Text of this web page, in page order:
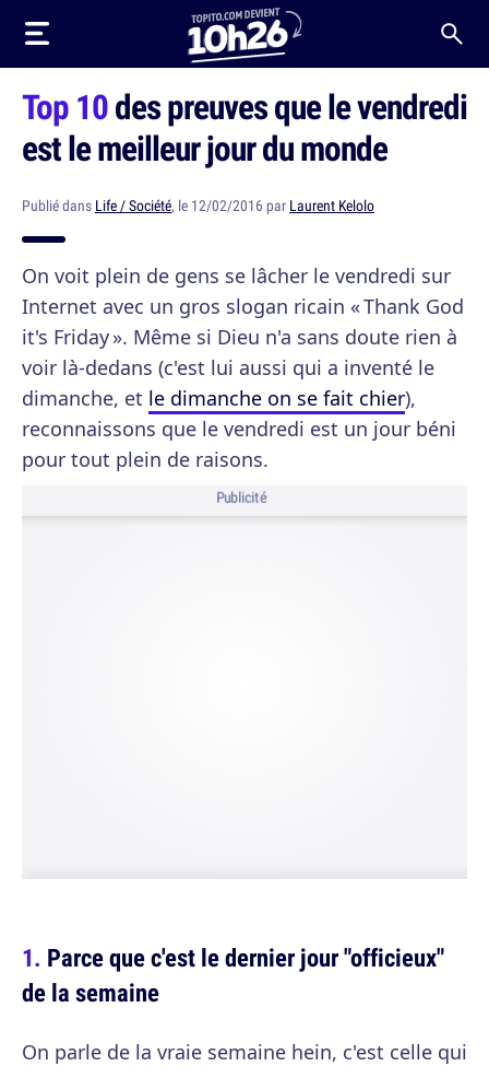
Top 10des preuves que le vendredi
est le meilleur jour du monde
Publié dans Life / Société, le 12/02/2016 par Laurent Kelolo
On voit plein de gens se lâcher le vendredi sur
Internet avec un gros slogan ricain « Thank God
it's Friday ». Même si Dieu n'a sans doute rien à
voir là-dedans (c'est lui aussi qui a inventé le
dimanche, et le dimanche on se fait chier),
reconnaissons que le vendredi est un jour béni
pour tout plein de raisons.
Publicité
Parce que c'est le dernier jour "officieux"
de la semaine
On parle de la vraie semaine hein, c'est celle qui